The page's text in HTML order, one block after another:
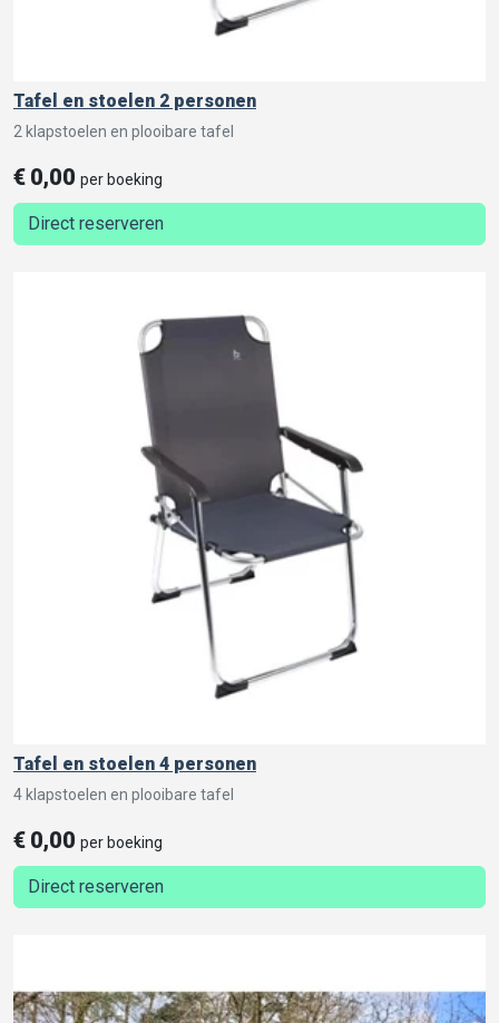
Tafel en stoelen 2 personen
2 klapstoelen en plooibare tafel
€ 0,00 per boeking
Direct reserveren
Tafel en stoelen 4 personen
4 klapstoelen en plooibare tafel
€ 0,00 per boeking
Direct reserveren